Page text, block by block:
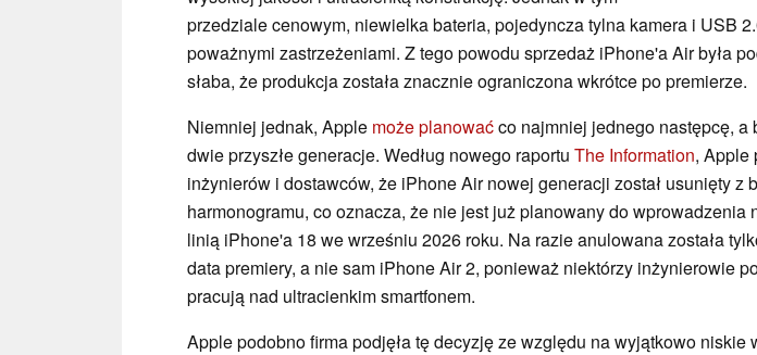
przedziale cenowym, niewielka bateria, pojedyncza tylna kamera i USB
poważnymi zastrzeżeniami. Z tego powodu sprzedaż iPhone'a Air była
słaba, że produkcja została znacznie ograniczona wkrótce po premierze.
Niemniej jednak, Apple może planowaćco najmniej jednego następcę, a
dwie przyszłe generacje. Według nowego raportu The Information, Apple
inżynierów i dostawców, że iPhone Air nowej generacji został usunięty z
harmonogramu, co oznacza, że nie jest już planowany do wprowadzenia
linią iPhone'a 18 we wrześniu 2026 roku. Na razie anulowana została
data premiery, a nie sam iPhone Air 2, ponieważ niektórzy inżynierowie
pracują nad ultracienkim smartfonem.
Apple podobno firma podjęła tę decyzję ze względu na wyjątkowo niskie